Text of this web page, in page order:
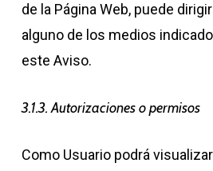
de la Página Web, puede
alguno de los medios
este Aviso.
3.1.3. Autorizaciones o permisos
Como Usuario podrá